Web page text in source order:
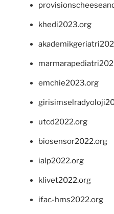
khedi2023.org
emchie2023.org
utcd2022.org
biosensor2022.org
ialp2022.org
klivet2022.org
ifac-hms2022.org